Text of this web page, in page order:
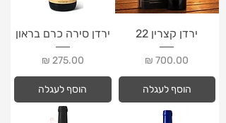
ירדן קצרין 22
מחיר
הוסף לעגלה
ירדן סירה כרם בראון
מחיר
הוסף לעגלה